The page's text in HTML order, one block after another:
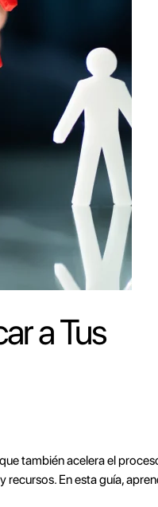
a Tus
también acelera el
En esta guía,